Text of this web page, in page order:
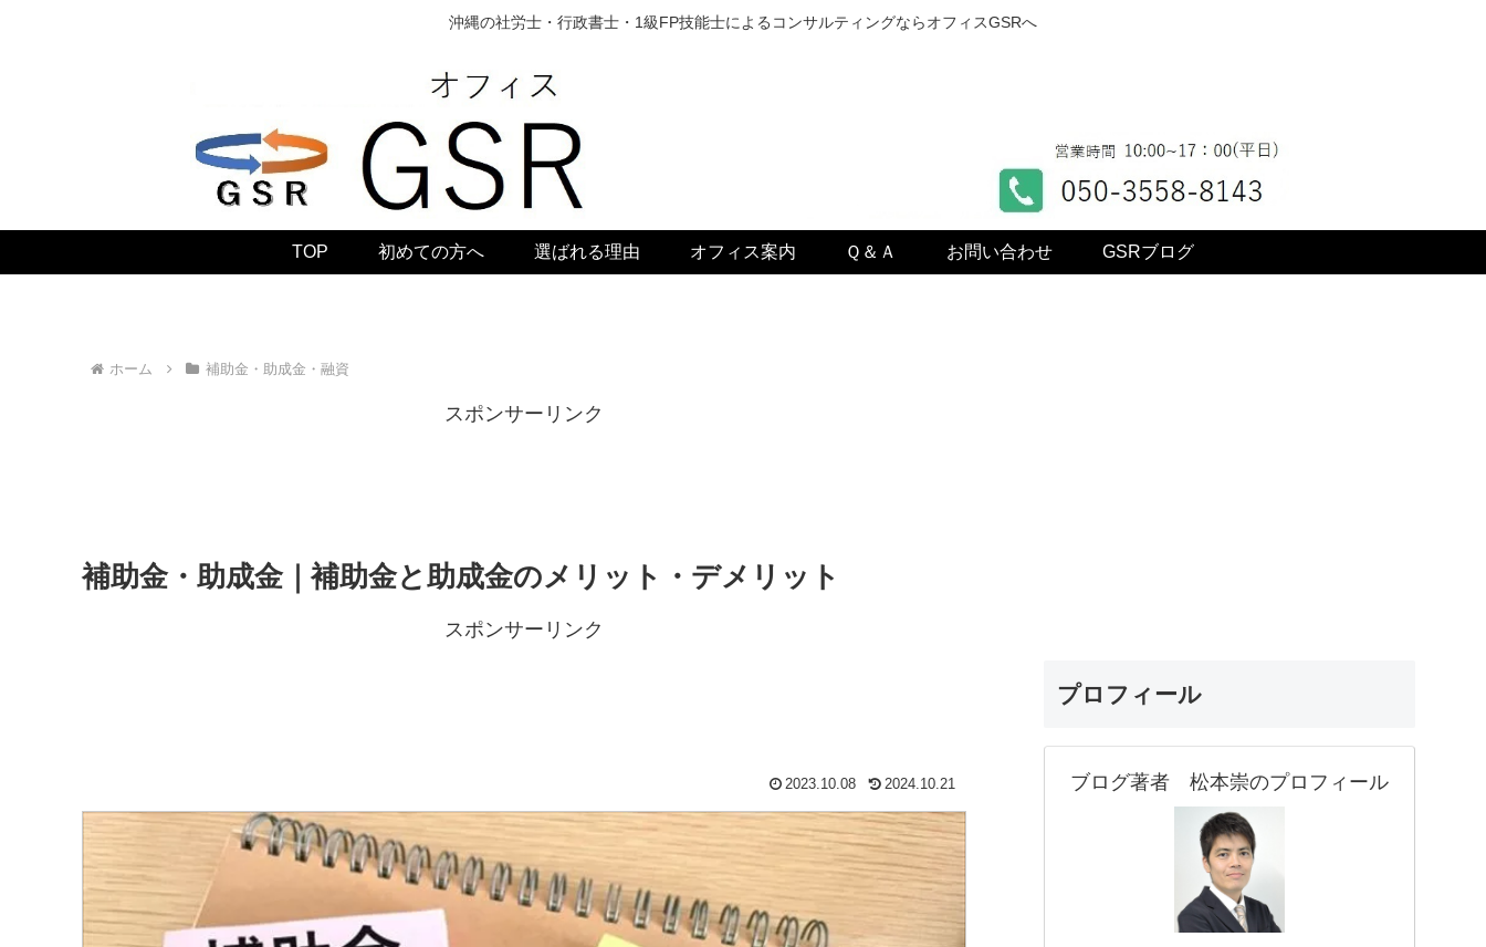
沖縄の社労士・行政書士・1級FP技能士によるコンサルティングならオフィスGSRへ
TOP 初めての方へ 選ばれる理由 オフィス案内 Ｑ＆Ａ お問い合わせ GSRブログ
ホーム 補助金・助成金・融資
スポンサーリンク
補助金・助成金｜補助金と助成金のメリット・デメリット
スポンサーリンク
2023.10.08 2024.10.21
プロフィール
ブログ著者 松本崇のプロフィール